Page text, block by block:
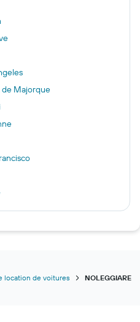
de Majorque
location de voitures NOLEGGIARE